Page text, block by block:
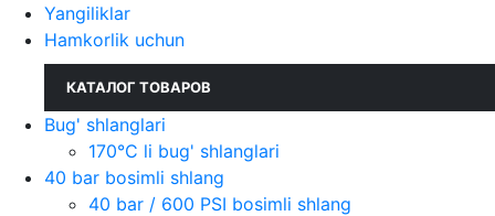
Yangiliklar
Hamkorlik uchun
КАТАЛОГ ТОВАРОВ
Bug' shlanglari
170°C li bug' shlanglari
40 bar bosimli shlang
40 bar / 600 PSI bosimli shlang